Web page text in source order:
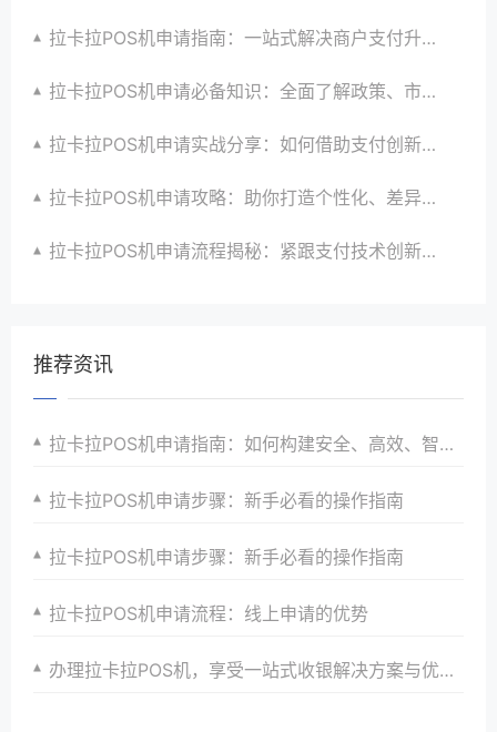
拉卡拉POS机申请指南：一站式解决商户支付升级、智能化与创新需求
拉卡拉POS机申请必备知识：全面了解政策、市场、技术与创新趋势
拉卡拉POS机申请实战分享：如何借助支付创新技术提升商户运营效益与效率
拉卡拉POS机申请攻略：助你打造个性化、差异化支付体验以提升竞争力
拉卡拉POS机申请流程揭秘：紧跟支付技术创新步伐，抢占市场先机
推荐资讯
拉卡拉POS机申请指南：如何构建安全、高效、智能的支付生态系统
拉卡拉POS机申请步骤：新手必看的操作指南
拉卡拉POS机申请步骤：新手必看的操作指南
拉卡拉POS机申请流程：线上申请的优势
办理拉卡拉POS机，享受一站式收银解决方案与优质服务